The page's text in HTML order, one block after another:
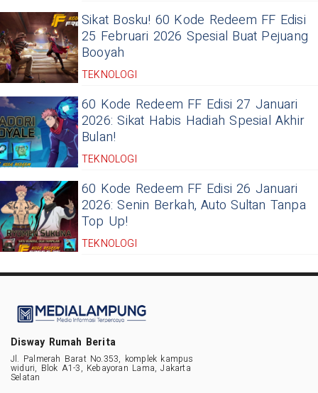
Sikat Bosku! 60 Kode Redeem FF Edisi
25 Februari 2026 Spesial Buat Pejuang
Booyah
TEKNOLOGI
60 Kode Redeem FF Edisi 27 Januari
2026: Sikat Habis Hadiah Spesial Akhir
Bulan!
TEKNOLOGI
60 Kode Redeem FF Edisi 26 Januari
2026: Senin Berkah, Auto Sultan Tanpa
Top Up!
TEKNOLOGI
Disway Rumah Berita
Jl. Palmerah Barat No.353, komplek kampus
widuri, Blok A1-3, Kebayoran Lama, Jakarta
Selatan